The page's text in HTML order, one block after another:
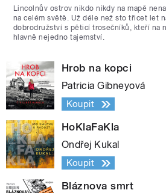
Lincolnův ostrov nikdo nikdy na mapě
na celém světě. Už déle než sto třicet let
dobrodružství s pěticí trosečníků, kteří na
hlavně nejedno tajemství.
Hrob na kopci
Patricia Gibneyová
Koupit
HoKlaFaKla
Ondřej Kukal
Koupit
Bláznova smrt